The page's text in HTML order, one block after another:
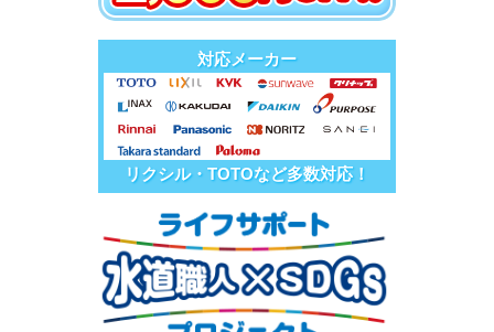
対応メーカー
リクシル・TOTOなど多数対応！